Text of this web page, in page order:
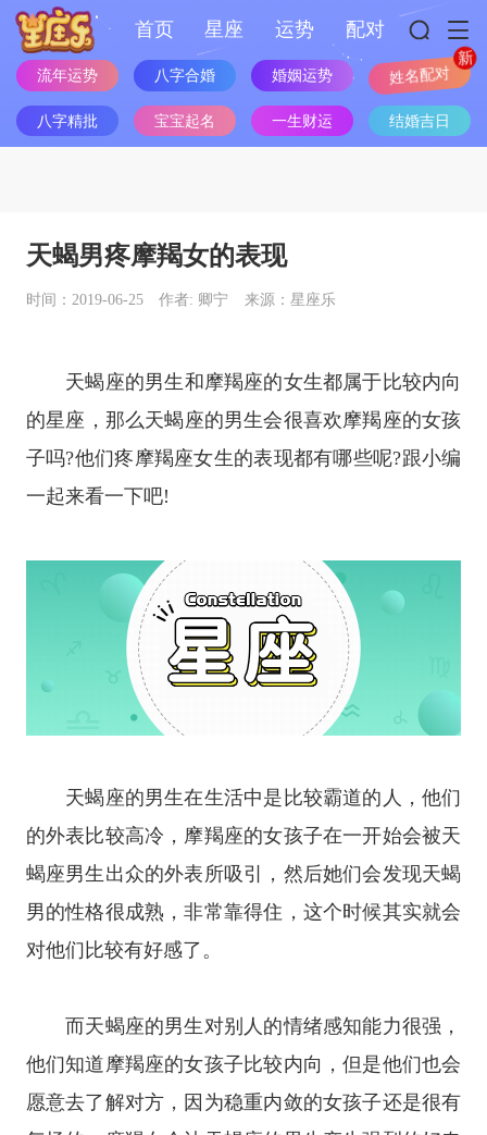
首页 星座 运势 配对
流年运势 八字合婚 婚姻运势 姓名配对
八字精批 宝宝起名 一生财运 结婚吉日
天蝎男疼摩羯女的表现
时间：2019-06-25 作者: 卿宁 来源：星座乐
天蝎座的男生和摩羯座的女生都属于比较内向
的星座 ，那么天蝎座的男生会很喜欢摩羯座的女孩
子吗?他们疼摩羯座女生的表现都有哪些呢?跟小编
一起来看一下吧!
天蝎座的男生在生活中是比较霸道的人，他们
的外表比较高冷，摩羯座的女孩子在一开始会被天
蝎座男生出众的外表所吸引，然后她们会发现天蝎
男的性格很成熟，非常靠得住，这个时候其实就会
对他们比较有好感了。
而天蝎座的男生对别人的情绪感知能力很强，
他们知道摩羯座的女孩子比较内向，但是他们也会
愿意去了解对方，因为稳重内敛的女孩子还是很有